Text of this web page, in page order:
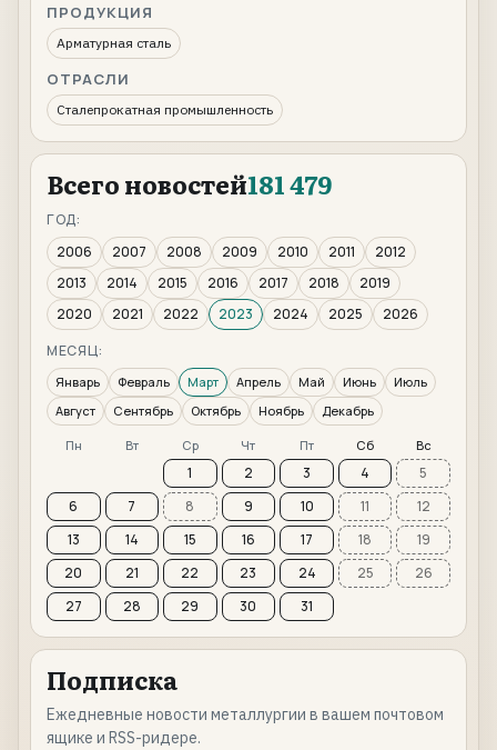
ПРОДУКЦИЯ
Арматурная сталь
ОТРАСЛИ
Сталепрокатная промышленность
Всего новостей181 479
ГОД:
2006
2007 2008 2009 2010 2011
2012
2013
2014 2015 2016 2017 2018
2019
2020
2021 2022 2023 2024 2025
2026
МЕСЯЦ:
Январь Февраль Март Апрель Май Июнь
Июль
Август
Сентябрь Октябрь Ноябрь Декабрь
Пн Вт Ср Чт Пт Сб Вс
1 2 3 4
5
6
7 8 9 10 11
12
13
14 15 16 17 18
19
20
21 22 23 24 25
26
27
28 29 30 31
Подписка
Ежедневные новости металлургии в вашем почтовом
ящике и RSS-ридере.